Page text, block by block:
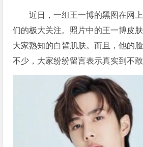
近日，一组王一博的黑图在网
们的极大关注。照片中的王一博皮
大家熟知的白皙肌肤。而且，他的
不少，大家纷纷留言表示真实到不敢